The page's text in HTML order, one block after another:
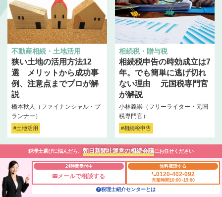
不動産相続・土地活用
狭い土地の活用方法12
選 メリットから成功事
例、注意点までプロが解
説
橋本秋人（ファイナンシャル・プ
ランナー）
#土地活用
相続税・贈与税
相続税申告の時効成立は7
年。でも簡単に逃げ切れ
ない理由 元国税専門官
が解説
小林義崇（フリーライター・元国
税専門官）
#相続税申告
税理士選びに悩んだら、 朝日新聞社運営の相続会議にお任せください
24時間受付中
メールで相談する
無料電話する
0120-402-092
営業時間10:00~19:00
税理士紹介センターとは